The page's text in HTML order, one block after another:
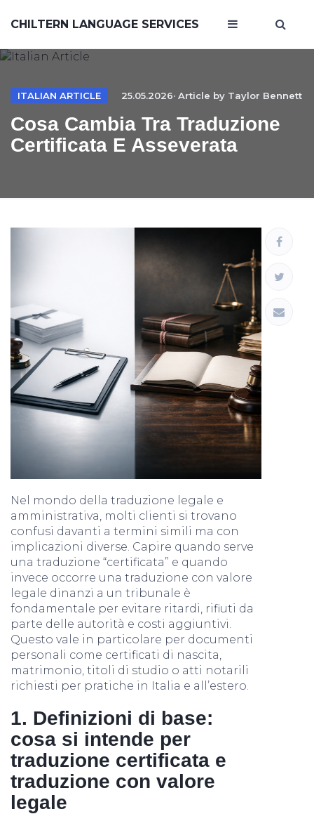
CHILTERN LANGUAGE SERVICES
ITALIAN ARTICLE 25.05.2026· Article by Taylor Bennett
Cosa Cambia Tra Traduzione
Certificata E Asseverata
Nel mondo della traduzione legale e
amministrativa, molti clienti si trovano
confusi davanti a termini simili ma con
implicazioni diverse. Capire quando serve
una traduzione “certificata” e quando
invece occorre una traduzione con valore
legale dinanzi a un tribunale è
fondamentale per evitare ritardi, rifiuti da
parte delle autorità e costi aggiuntivi.
Questo vale in particolare per documenti
personali come certificati di nascita,
matrimonio, titoli di studio o atti notarili
richiesti per pratiche in Italia e all’estero.
1. Definizioni di base:
cosa si intende per
traduzione certificata e
traduzione con valore
legale